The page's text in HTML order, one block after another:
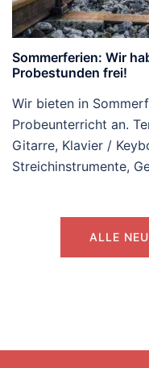
Sommerferien: Wir
Probestunden frei!
Wir bieten in
Probeunterricht an.
Gitarre, Klavier /
Streichinstrumente,
ALLE